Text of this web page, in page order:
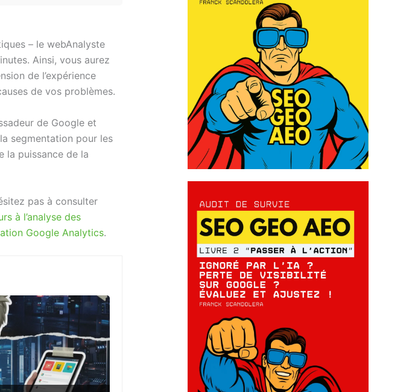
– le webAnalyste
Ainsi, vous aurez
de l’expérience
de vos problèmes.
de Google et
segmentation pour les
la puissance de la
pas à consulter
à l’analyse des
Google Analytics.